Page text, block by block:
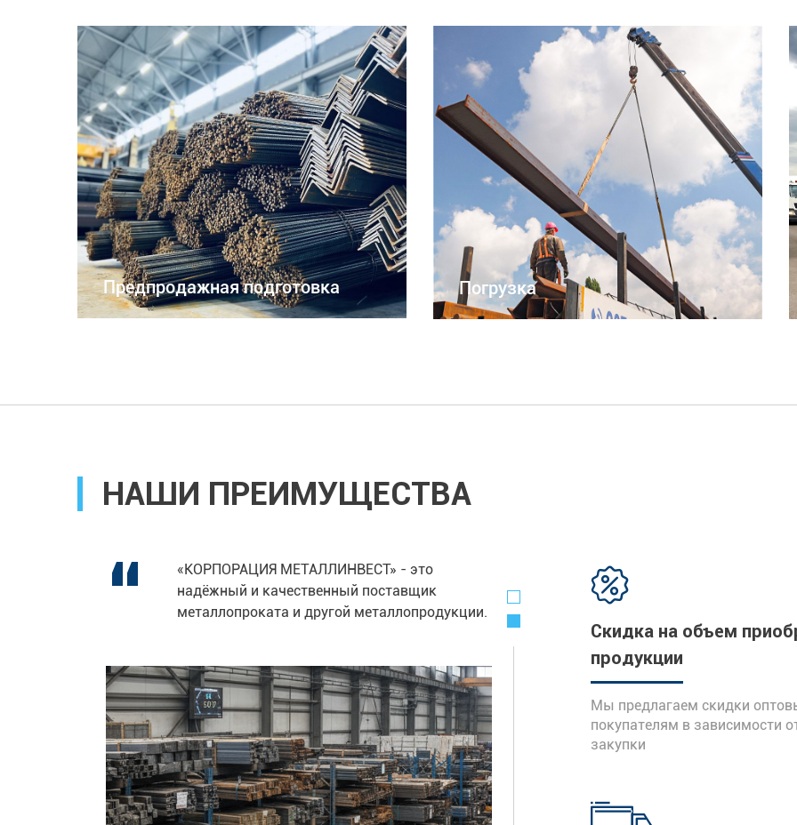
Предпродажная подготовка Погрузка
НАШИ ПРЕИМУЩЕСТВА
“
«КОРПОРАЦИЯ МЕТАЛЛИНВЕСТ» - это
надёжный и качественный поставщик
металлопроката и другой металлопродукции.
Мы обеспечиваем наших
поставщиков и сотрудников
взаимоотношений.
Скидка на объем
продукции
Мы предлагаем скидки
покупателям в зависимости
закупки